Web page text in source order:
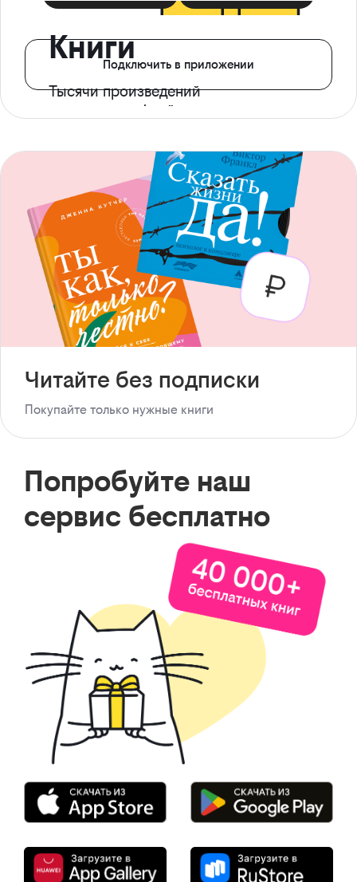
Книги
Тысячи произведений
с доступом офлайн
Подключить в приложении
Читайте без подписки
Покупайте только нужные книги
Попробуйте наш
сервис бесплатно